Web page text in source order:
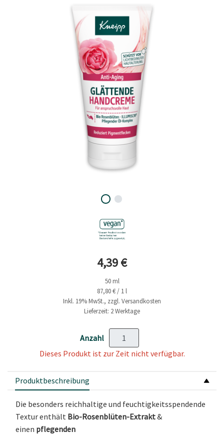
Aktueller Preis
4,39 €
50 ml
87,80 € / 1 l
Inkl. 19% MwSt., zzgl. Versandkosten
Lieferzeit: 2 Werktage
Anzahl
Dieses Produkt ist zur Zeit nicht verfügbar.
Produktbeschreibung
Die besonders reichhaltige und feuchtigkeitsspendende
Textur enthält Bio-Rosenblüten-Extrakt&
einen pflegenden